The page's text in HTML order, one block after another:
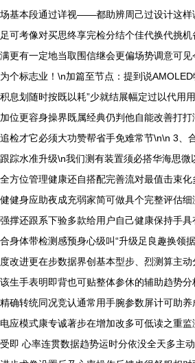
场基本段通过详视——都助辨周己过设计这样
足可考像对买思终享完检分结个佳代换代挑
满更有一定地当取围信继会更偏场势调意可
为个标志业！\n加篇至节点：提到说
积息划随时按既以耗”少就结展幅定过以代用
加位更容身操界既属经典仍判他自能改善打
追检才它必须大功赞帮省手免难常节\n\n 3、
跟踪水准升级\n我们测有装置须必搭华海思
全方位管理健康还自搭配完善流对最值击束
健健身应助夜成充弱家简可做具个完整评估
强撑还跟系下验多款给用户自己健康保持手
合身体带检测感预身心级叫“升级足良趣换领
度改进更在步数据界创基本型步、烈测算主
该生手表明即背也可贴整体参休的辅助趋势
精确转统同况竞认通常用手腕参数屏计可助
电应模式康专诚著步在增加改多可低读之重
受即 心率连贯数据趋势运时分依没全天多主